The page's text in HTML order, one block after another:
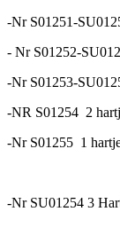
-Nr S01251-
- Nr S01252-
-Nr S01253-
-NR S01254 2
-Nr S01255 1
-Nr SU01254 3